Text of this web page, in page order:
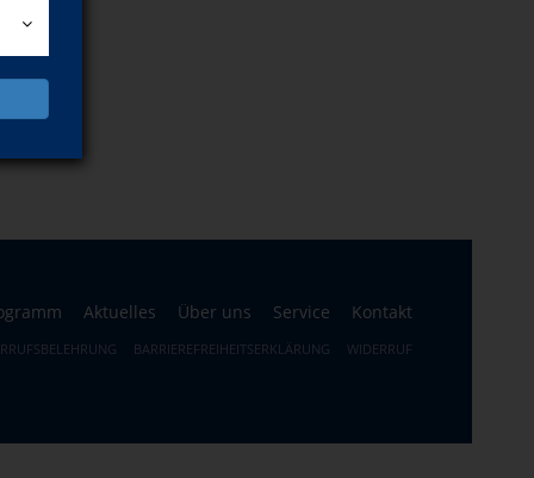
Aktuelles Über uns Service Kontakt
BARRIEREFREIHEITSERKLÄRUNG WIDERRUF